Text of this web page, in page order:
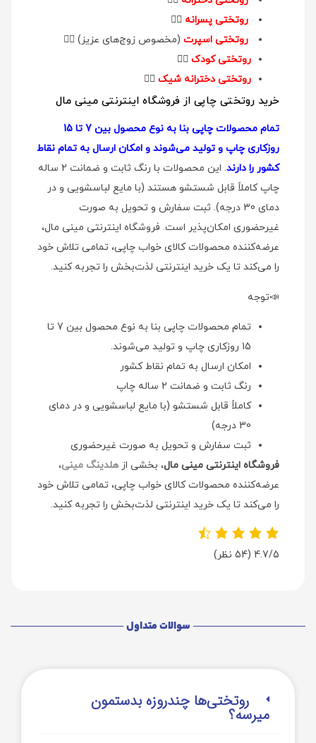
روتختی پسرانه 👉🏻
روتختی اسپرت (مخصوص زوج‌های عزیز) 👉🏻
روتختی کودک 👉🏻
روتختی دخترانه شیک 👉🏻
خرید روتختی چاپی از فروشگاه اینترنتی مینی مال
تمام محصولات چاپی بنا به نوع محصول بین 7 تا 15
روزکاری چاپ و تولید می‌شوند و امکان ارسال به تمام نقاط
کشور را دارند
. این محصولات با رنگ ثابت و ضمانت 2 ساله
چاپ کاملاً قابل شستشو هستند (با مایع لباسشویی و در
دمای 30 درجه). ثبت سفارش و تحویل به صورت
غیرحضوری امکان‌پذیر است. فروشگاه اینترنتی مینی مال،
عرضه‌کننده محصولات کالای خواب چاپی، تمامی تلاش خود
را می‌کند تا یک خرید اینترنتی لذت‌بخش را تجربه کنید.
📣توجه
تمام محصولات چاپی بنا به نوع محصول بین 7 تا
15 روزکاری چاپ و تولید می‌شوند.
امکان ارسال به تمام نقاط کشور
رنگ ثابت و ضمانت 2 ساله چاپ
کاملاً قابل شستشو (با مایع لباسشویی و در دمای
30 درجه)
ثبت سفارش و تحویل به صورت غیرحضوری
فروشگاه اینترنتی مینی مال، بخشی ازهلدینگ مینی،
عرضه‌کننده محصولات کالای خواب چاپی، تمامی تلاش خود
را می‌کند تا یک خرید اینترنتی لذت‌بخش را تجربه کنید.
4.7/5 (54 نظر)
سوالات متداول
روتختی‌‌ها چندروزه بدستمون
میرسه؟